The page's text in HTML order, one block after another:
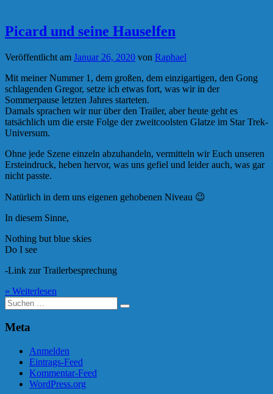
Picard und seine Hauselfen
Veröffentlicht am Januar 26, 2020 von Raphael
Mit meiner Nummer 1, dem großen, dem einzigartigen, den Gong
schlagenden Gregor, setze ich etwas fort, was wir in der
Sommerpause letzten Jahres starteten.
Damals sprachen wir nur über den Trailer, aber heute geht es
tatsächlich um die erste Folge der zweitcoolsten Glatze im Star Trek-
Universum.
Ohne jede Szene einzeln abzuhandeln, vermitteln wir Euch unseren
Ersteindruck, heben hervor, was uns gefiel und leider auch, was gar
nicht passte.
Natürlich in dem uns eigenen gehobenen Niveau 😉
In diesem Sinne,
Nothing but blue skies
Do I see
-Link zur Trailerbesprechung
» Weiterlesen
Suche
nach:
Meta
Anmelden
Eintrags-Feed
Kommentar-Feed
WordPress.org